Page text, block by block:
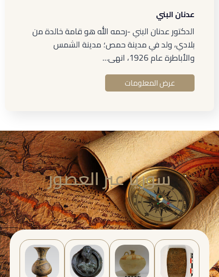
عدنان البني
الدكتور عدنان البني -رحمه الله هو قامة خالدة من
بلادي، ولد في مدينة حمص؛ مدينة الشمس
والأباطرة عام 1926، انهى…
عرض المعلومات
سوريا عبر العصور